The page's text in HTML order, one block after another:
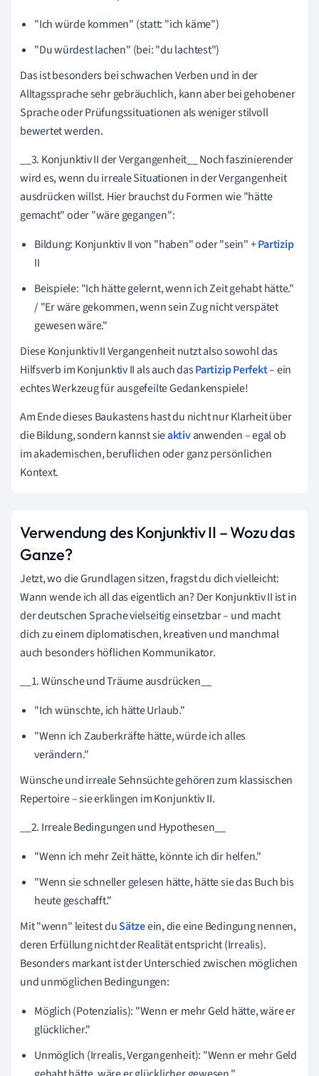
"Ich würde kommen" (statt: "ich käme")
"Du würdest lachen" (bei: "du lachtest")
Das ist besonders bei schwachen Verben und in der
Alltagssprache sehr gebräuchlich, kann aber bei gehobener
Sprache oder Prüfungssituationen als weniger stilvoll
bewertet werden.
__3. Konjunktiv II der Vergangenheit__ Noch faszinierender
wird es, wenn du irreale Situationen in der Vergangenheit
ausdrücken willst. Hier brauchst du Formen wie "hätte
gemacht" oder "wäre gegangen":
Bildung: Konjunktiv II von "haben" oder "sein" +Partizip
II
Beispiele: "Ich hätte gelernt, wenn ich Zeit gehabt hätte."
/ "Er wäre gekommen, wenn sein Zug nicht verspätet
gewesen wäre."
Diese Konjunktiv II Vergangenheit nutzt also sowohl das
Hilfsverb im Konjunktiv II als auch dasPartizipPerfekt– ein
echtes Werkzeug für ausgefeilte Gedankenspiele!
Am Ende dieses Baukastens hast du nicht nur Klarheit über
die Bildung, sondern kannst sieaktivanwenden – egal ob
im akademischen, beruflichen oder ganz persönlichen
Kontext.
Verwendung des Konjunktiv II – Wozu das
Ganze?
Jetzt, wo die Grundlagen sitzen, fragst du dich vielleicht:
Wann wende ich all das eigentlich an? Der Konjunktiv II ist in
der deutschen Sprache vielseitig einsetzbar – und macht
dich zu einem diplomatischen, kreativen und manchmal
auch besonders höflichen Kommunikator.
__1. Wünsche und Träume ausdrücken__
"Ich wünschte, ich hätte Urlaub."
"Wenn ich Zauberkräfte hätte, würde ich alles
verändern."
Wünsche und irreale Sehnsüchte gehören zum klassischen
Repertoire – sie erklingen im Konjunktiv II.
__2. Irreale Bedingungen und Hypothesen__
"Wenn ich mehr Zeit hätte, könnte ich dir helfen."
"Wenn sie schneller gelesen hätte, hätte sie das Buch bis
heute geschafft."
Mit "wenn" leitest duSätzeein, die eine Bedingung nennen,
deren Erfüllung nicht der Realität entspricht (Irrealis).
Besonders markant ist der Unterschied zwischen möglichen
und unmöglichen Bedingungen:
Möglich (Potenzialis): "Wenn er mehr Geld hätte, wäre er
glücklicher."
Unmöglich (Irrealis, Vergangenheit): "Wenn er mehr Geld